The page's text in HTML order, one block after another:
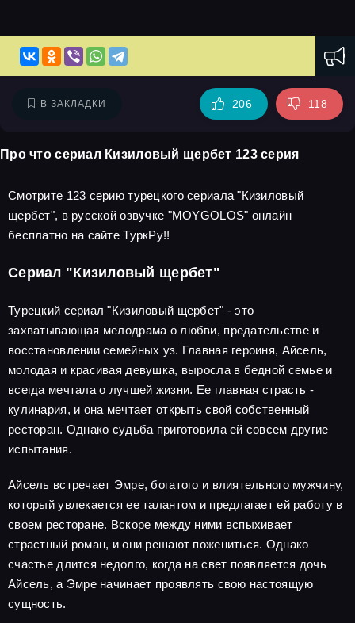
В ЗАКЛАДКИ 206 118
Про что сериал Кизиловый щербет 123 серия
Смотрите 123 серию турецкого сериала "Кизиловый
щербет", в русской озвучке "MOYGOLOS" онлайн
бесплатно на сайте ТуркРу!!
Сериал "Кизиловый щербет"
Турецкий сериал "Кизиловый щербет" - это
захватывающая мелодрама о любви, предательстве и
восстановлении семейных уз. Главная героиня, Айсель,
молодая и красивая девушка, выросла в бедной семье и
всегда мечтала о лучшей жизни. Ее главная страсть -
кулинария, и она мечтает открыть свой собственный
ресторан. Однако судьба приготовила ей совсем другие
испытания.
Айсель встречает Эмре, богатого и влиятельного мужчину,
который увлекается ее талантом и предлагает ей работу в
своем ресторане. Вскоре между ними вспыхивает
страстный роман, и они решают пожениться. Однако
счастье длится недолго, когда на свет появляется дочь
Айсель, а Эмре начинает проявлять свою настоящую
сущность.